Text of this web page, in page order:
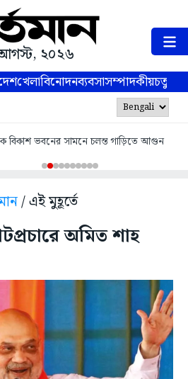
২০২৬
খেলাবিনোদনব্যবসাসম্পাদকীয়
বিকাশ ভবনের সামনে চলন্ত গাড়িতে আগুন
/ এই মুহূর্তে
অমিত শাহ